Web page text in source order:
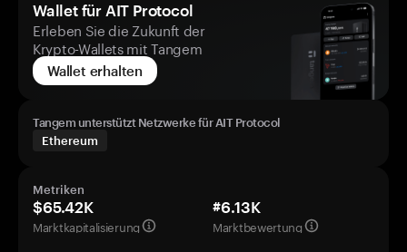
Wallet für AIT Protocol
Erleben Sie die Zukunft der
Krypto-Wallets mit Tangem
Wallet erhalten
Tangem unterstützt Netzwerke für AIT Protocol
Ethereum
Metriken
$65.42K
Marktkapitalisierung
#6.13K
Marktbewertung